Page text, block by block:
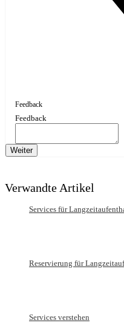
Feedback
Feedback
Weiter
Verwandte Artikel
Services für
Reservierung für
Services verstehen